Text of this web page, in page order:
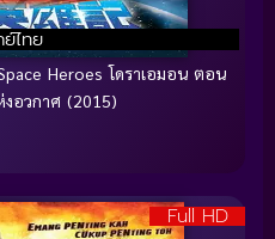
ไทย
Heroes โดราเอมอน ตอน
อวกาศ (2015)
Full HD